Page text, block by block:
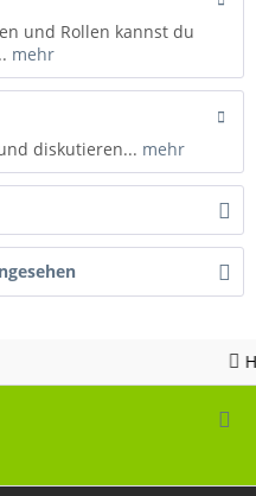
und Rollen kannst du
mehr
diskutieren... mehr
Hotline 05963 - 982823